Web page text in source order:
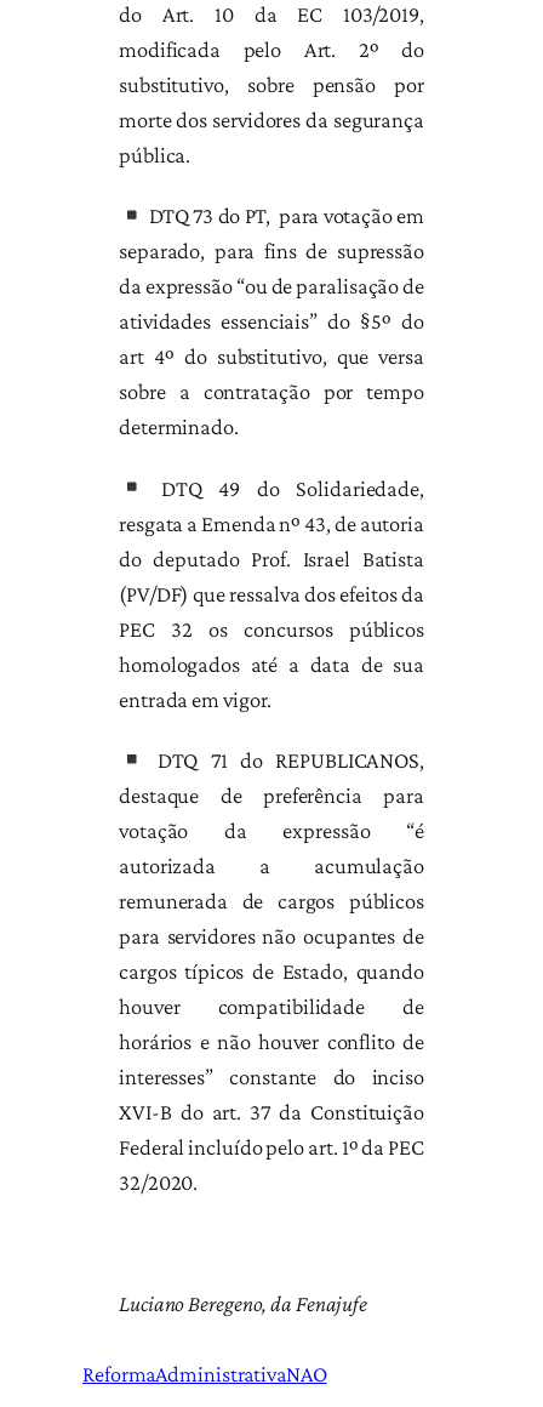
do Art. 10 da EC 103/2019,
modificada pelo Art. 2º do
substitutivo, sobre pensão por
morte dos servidores da segurança
pública.
DTQ 73 do PT, para votação em
separado, para fins de supressão
da expressão “ou de paralisação de
atividades essenciais” do §5º do
art 4º do substitutivo, que versa
sobre a contratação por tempo
determinado.
DTQ 49 do Solidariedade,
resgata a Emenda nº 43, de autoria
do deputado Prof. Israel Batista
(PV/DF) que ressalva dos efeitos da
PEC 32 os concursos públicos
homologados até a data de sua
entrada em vigor.
DTQ 71 do REPUBLICANOS,
destaque de preferência para
votação da expressão “é
autorizada a acumulação
remunerada de cargos públicos
para servidores não ocupantes de
cargos típicos de Estado, quando
houver compatibilidade de
horários e não houver conflito de
interesses” constante do inciso
XVI-B do art. 37 da Constituição
Federal incluído pelo art. 1º da PEC
32/2020.
Luciano Beregeno, da Fenajufe
ReformaAdministrativaNAO